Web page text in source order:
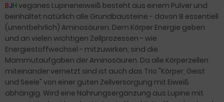
BJH veganes Lupineneiweiß besteht aus einem Pulver und
beinhaltet natürlich alle Grundbausteine - davon 8 essentiell
(unentbehrlich) Aminosäuren. Dem Körper Energie geben
und an vielen wichtigen Zellprozessen - wie
Energiestoffwechsel - mitzuwirken, sind die
Mammutaufgaben der Aminosäuren. Da alle Körperzellen
miteinander vernetzt sind ist auch das Trio "Körper, Geist
und Seele" von einer guten Zellversorgung mit Eiweiß
abhängig. Wird eine Nahrungsergänzung aus Lupine mit